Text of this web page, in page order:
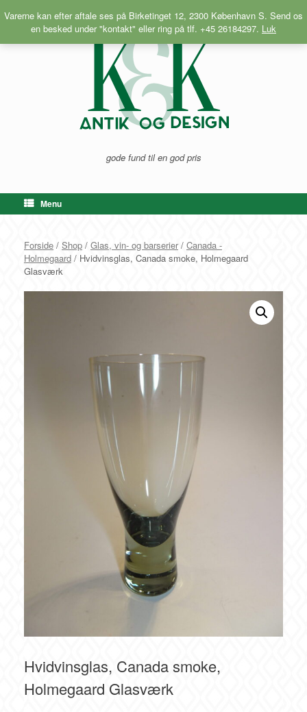
Varerne kan efter aftale ses på Birketinget 12, 2300 København S. Send os
en besked under "kontakt" eller ring på tlf. +45 26184297. Luk
til
gode fund til en god pris
Menu
Forside / Shop / Glas, vin- og barserier/ Canada -
Holmegaard / Hvidvinsglas, Canada smoke, Holmegaard
Glasværk
Hvidvinsglas, Canada smoke,
Holmegaard Glasværk